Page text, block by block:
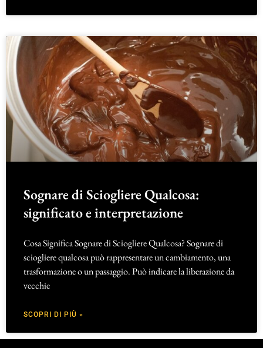
Sognare di Sciogliere Qualcosa:
significato e interpretazione
Cosa Significa Sognare di Sciogliere Qualcosa? Sognare di
sciogliere qualcosa può rappresentare un cambiamento, una
trasformazione o un passaggio. Può indicare la liberazione da
vecchie
SCOPRI DI PIÙ »